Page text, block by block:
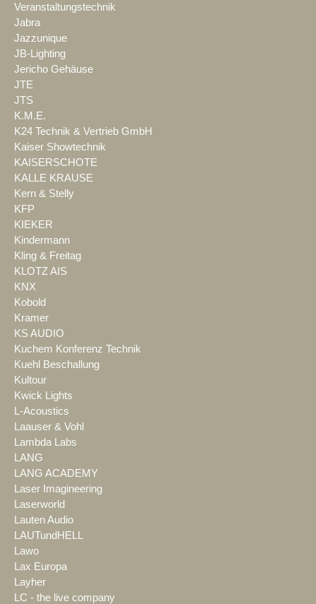
Veranstaltungstechnik
Jabra
Jazzunique
JB-Lighting
Jericho Gehäuse
JTE
JTS
K.M.E.
K24 Technik & Vertrieb GmbH
Kaiser Showtechnik
KAISERSCHOTE
KALLE KRAUSE
Kern & Stelly
KFP
KIEKER
Kindermann
Kling & Freitag
KLOTZ AIS
KNX
Kobold
Kramer
KS AUDIO
Kuchem Konferenz Technik
Kuehl Beschallung
Kultour
Kwick Lights
L-Acoustics
Laauser & Vohl
Lambda Labs
LANG
LANG ACADEMY
Laser Imagineering
Laserworld
Lauten Audio
LAUTundHELL
Lawo
Lax Europa
Layher
LC - the live company